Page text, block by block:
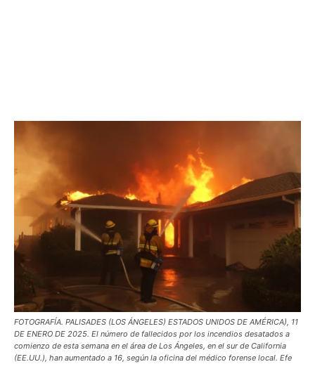
FOTOGRAFÍA. PALISADES (LOS ÁNGELES) ESTADOS UNIDOS DE AMÉRICA), 11
DE ENERO DE 2025. El número de fallecidos por los incendios desatados a
comienzo de esta semana en el área de Los Ángeles, en el sur de California
(EE.UU.), han aumentado a 16, según la oficina del médico forense local. Efe